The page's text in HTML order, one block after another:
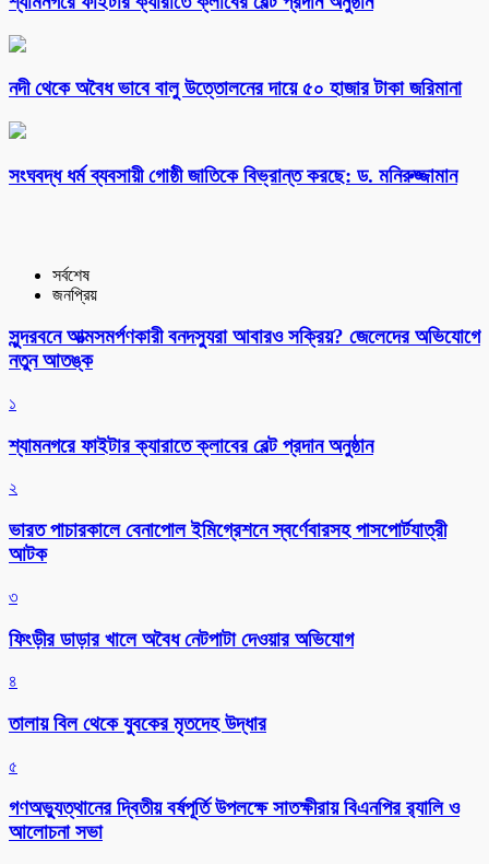
নদী থেকে অবৈধ ভাবে বালু উত্তোলনের দায়ে ৫০ হাজার টাকা জরিমানা
সংঘবদ্ধ ধর্ম ব্যবসায়ী গোষ্ঠী জাতিকে বিভ্রান্ত করছে: ড. মনিরুজ্জামান
সর্বশেষ
জনপ্রিয়
সুন্দরবনে আত্মসমর্পণকারী বনদস্যুরা আবারও সক্রিয়? জেলেদের অভিযোগে
নতুন আতঙ্ক
১
শ্যামনগরে ফাইটার ক্যারাতে ক্লাবের বেল্ট প্রদান অনুষ্ঠান
২
ভারত পাচারকালে বেনাপোল ইমিগ্রেশনে স্বর্ণেবারসহ পাসপোর্টযাত্রী
আটক
৩
ফিংড়ীর ডাড়ার খালে অবৈধ নেটপাটা দেওয়ার অভিযোগ
৪
তালায় বিল থেকে যুবকের মৃতদেহ উদ্ধার
৫
গণঅভ্যুত্থানের দ্বিতীয় বর্ষপূর্তি উপলক্ষে সাতক্ষীরায় বিএনপির র‌্যালি ও
আলোচনা সভা